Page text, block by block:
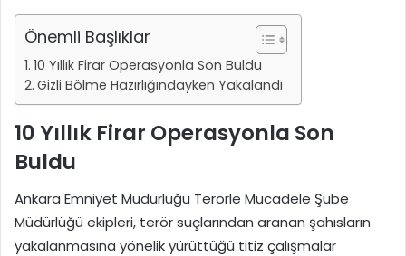
Önemli Başlıklar
10 Yıllık Firar Operasyonla Son Buldu
Gizli Bölme Hazırlığındayken Yakalandı
10 Yıllık Firar Operasyonla Son
Buldu
Ankara Emniyet Müdürlüğü Terörle Mücadele Şube
Müdürlüğü ekipleri, terör suçlarından aranan şahısların
yakalanmasına yönelik yürüttüğü titiz çalışmalar